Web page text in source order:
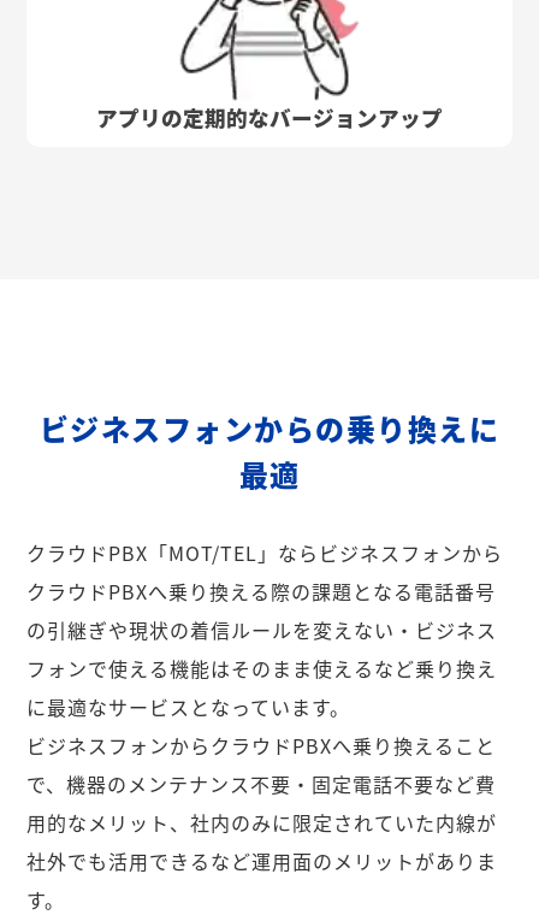
アプリの定期的なバージョンアップ
ビジネスフォンからの乗り換えに
最適
クラウドPBX「MOT/TEL」ならビジネスフォンから
クラウドPBXへ乗り換える際の課題となる電話番号
の引継ぎや現状の着信ルールを変えない・ビジネス
フォンで使える機能はそのまま使えるなど乗り換え
に最適なサービスとなっています。
ビジネスフォンからクラウドPBXへ乗り換えること
で、機器のメンテナンス不要・固定電話不要など費
用的なメリット、社内のみに限定されていた内線が
社外でも活用できるなど運用面のメリットがありま
す。